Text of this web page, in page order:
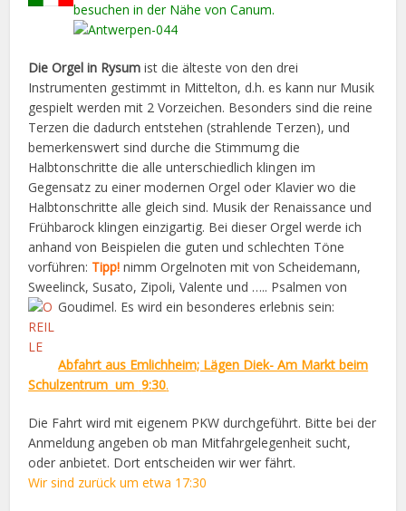
besuchen in der Nähe von Canum.
Die Orgel in Rysum ist die älteste von den drei
Instrumenten gestimmt in Mittelton, d.h. es kann nur Musik
gespielt werden mit 2 Vorzeichen. Besonders sind die reine
Terzen die dadurch entstehen (strahlende Terzen), und
bemerkenswert sind durche die Stimmumg die
Halbtonschritte die alle unterschiedlich klingen im
Gegensatz zu einer modernen Orgel oder Klavier wo die
Halbtonschritte alle gleich sind. Musik der Renaissance und
Frühbarock klingen einzigartig. Bei dieser Orgel werde ich
anhand von Beispielen die guten und schlechten Töne
vorführen: Tipp! nimm Orgelnoten mit von Scheidemann,
Sweelinck, Susato, Zipoli, Valente und ….. Psalmen von
Goudimel. Es wird ein besondereserlebnis sein:
Abfahrt aus Emlichheim; Lägen Diek- Am Markt beim
Schulzentrum um 9:30.
Die Fahrt wird mit eigenem PKW durchgeführt. Bitte bei der
Anmeldung angeben ob man Mitfahrgelegenheit sucht,
oder anbietet. Dort entscheiden wir wer fährt.
Wir sind zurück um etwa 17:30